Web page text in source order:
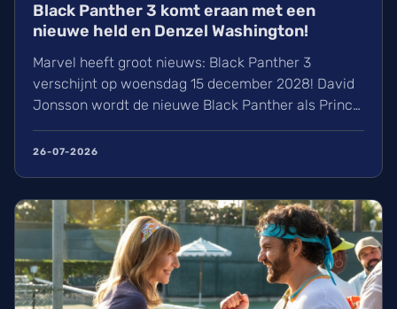
Black Panther 3 komt eraan met een
nieuwe held en Denzel Washington!
Marvel heeft groot nieuws: Black Panther 3
verschijnt op woensdag 15 december 2028! David
Jonsson wordt de nieuwe Black Panther als Prince
T’Challa II. Naast bekende gezichten zoals Letitia
Wright zien we ook Denzel Washington verschijnen.
hoofdstuk.
26-07-2026